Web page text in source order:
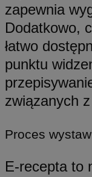
zapewnia
Dodatkowo,
łatwo
punktu
związanych
Proces
E-recepta to